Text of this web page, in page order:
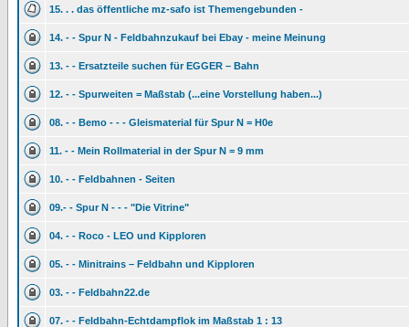
15. . . das öffentliche mz-safo ist Themengebunden -
14. - - Spur N - Feldbahnzukauf bei Ebay - meine Meinung
13. - - Ersatzteile suchen für EGGER – Bahn
12. - - Spurweiten = Maßstab (...eine Vorstellung haben...)
08. - - Bemo - - - Gleismaterial für Spur N = H0e
11. - - Mein Rollmaterial in der Spur N = 9 mm
10. - - Feldbahnen - Seiten
09.- - Spur N - - - "Die Vitrine"
04. - - Roco - LEO und Kipploren
05. - - Minitrains – Feldbahn und Kipploren
03. - - Feldbahn22.de
07. - - Feldbahn-Echtdampflok im Maßstab 1 : 13